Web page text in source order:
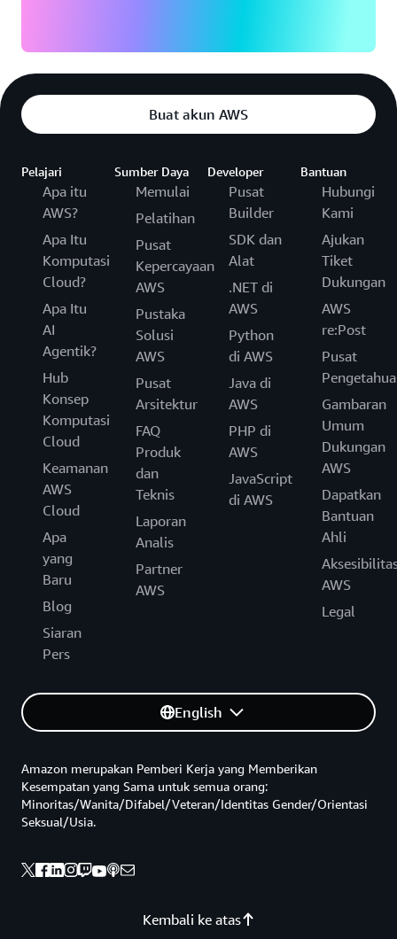
Buat akun AWS
Pelajari
Apa itu
AWS?
Apa Itu
Komputasi
Cloud?
Apa Itu
AI
Agentik?
Hub
Konsep
Komputasi
Cloud
Keamanan
AWS
Cloud
Apa
yang
Baru
Blog
Siaran
Pers
Sumber Daya
Memulai
Pelatihan
Pusat
Kepercayaan
AWS
Pustaka
Solusi
AWS
Pusat
Arsitektur
FAQ
Produk
dan
Teknis
Laporan
Analis
Partner
AWS
Developer
Pusat
Builder
SDK dan
Alat
.NET di
AWS
Python
di AWS
Java di
AWS
PHP di
AWS
JavaScript
di AWS
Bantuan
Hubungi
Kami
Ajukan
Tiket
Dukungan
AWS
re:Post
Pusat
Gambaran
Umum
Dukungan
AWS
Dapatkan
Bantuan
Ahli
AWS
Legal
English
Kembali ke atas
Amazon merupakan Pemberi Kerja yang Memberikan
Kesempatan yang Sama untuk semua orang:
Minoritas/Wanita/Difabel/Veteran/Identitas Gender/Orientasi
Seksual/Usia.